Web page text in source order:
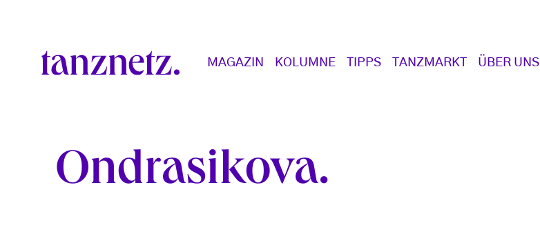
Main navigation
MAGAZIN KOLUMNE TIPPS TANZMARKT ÜBER UNS
Ondrasikova